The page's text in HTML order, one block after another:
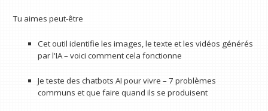
Tu aimes peut-être
Cet outil identifie les images, le texte et les vidéos générés
par l'IA – voici comment cela fonctionne
Je teste des chatbots AI pour vivre – 7 problèmes
communs et que faire quand ils se produisent